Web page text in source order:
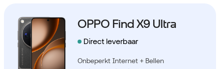
OPPO Find X9 Ultra
Direct leverbaar
Onbeperkt Internet + Bellen